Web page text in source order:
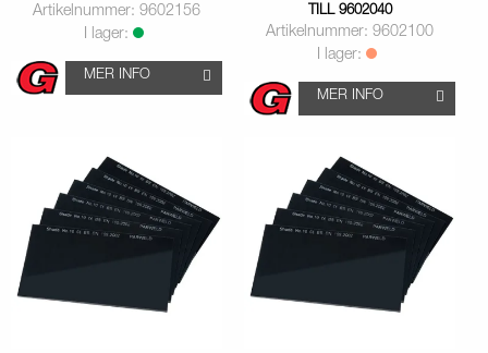
Artikelnummer: 9602156
I lager:
MER INFO
TILL 9602040
Artikelnummer: 9602100
I lager:
MER INFO